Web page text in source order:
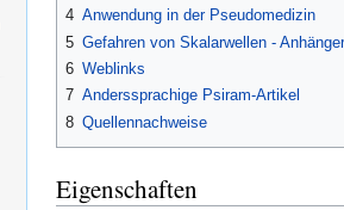
4 Anwendung in der Pseudomedizin
5 Gefahren von Skalarwellen -
6 Weblinks
7 Anderssprachige Psiram-Artikel
8 Quellennachweise
Eigenschaften